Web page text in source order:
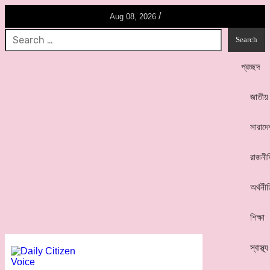
Aug 08, 2026 /
প্রচ্ছদ
জাতীয়
শিক্ষা
স্বাস্থ্য